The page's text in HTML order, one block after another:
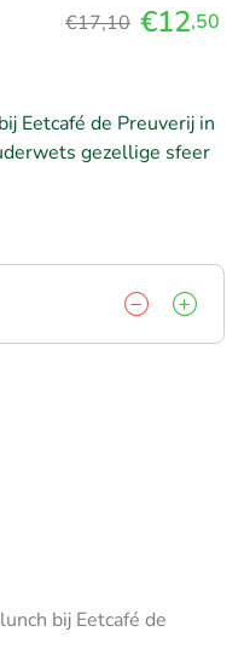
€17,10 €12,50
Eetcafé de Preuverij in
gezellige sfeer
bij Eetcafé de